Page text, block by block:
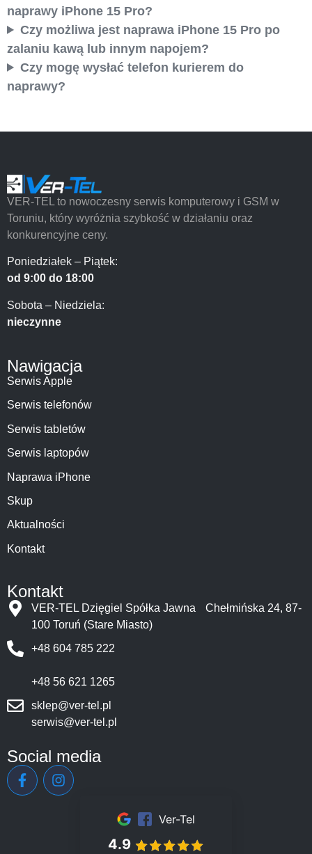
naprawy iPhone 15 Pro?
Czy możliwa jest naprawa iPhone 15 Pro po
zalaniu kawą lub innym napojem?
Czy mogę wysłać telefon kurierem do
naprawy?
VER-TEL to nowoczesny serwis komputerowy i GSM w
Toruniu, który wyróżnia szybkość w działaniu oraz
konkurencyjne ceny.
Poniedziałek – Piątek:
od 9:00 do 18:00
Sobota – Niedziela:
nieczynne
Nawigacja
Serwis Apple
Serwis telefonów
Serwis tabletów
Serwis laptopów
Naprawa iPhone
Skup
Aktualności
Kontakt
Kontakt
VER-TEL Dzięgiel Spółka Jawna Chełmińska 24, 87-
100 Toruń (Stare Miasto)
+48 604 785 222
+48 56 621 1265
sklep@ver-tel.pl
serwis@ver-tel.pl
Social media
Ver-Tel
4.9